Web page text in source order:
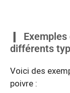
différents
Voici des
poivre :